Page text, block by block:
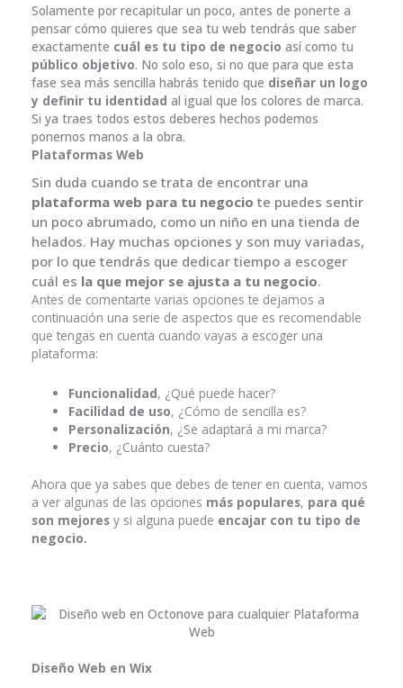
Solamente por recapitular un poco, antes de ponerte a
pensar cómo quieres que sea tu web tendrás que saber
exactamente cuál es tu tipo de negocio así como tu
público objetivo. No solo eso, si no que para que esta
fase sea más sencilla habrás tenido que diseñar un logo
y definir tu identidad al igual que los colores de marca.
Si ya traes todos estos deberes hechos podemos
ponernos manos a la obra.
Plataformas Web
Sin duda cuando se trata de encontrar una
plataforma web para tu negocio te puedes sentir
un poco abrumado, como un niño en una tienda de
helados. Hay muchas opciones y son muy variadas,
por lo que tendrás que dedicar tiempo a escoger
cuál es la que mejor se ajusta a tu negocio.
Antes de comentarte varias opciones te dejamos a
continuación una serie de aspectos que es recomendable
que tengas en cuenta cuando vayas a escoger una
plataforma:
Funcionalidad, ¿Qué puede hacer?
Facilidad de uso, ¿Cómo de sencilla es?
Personalización, ¿Se adaptará a mi marca?
Precio, ¿Cuánto cuesta?
Ahora que ya sabes que debes de tener en cuenta, vamos
a ver algunas de las opciones más populares, para qué
son mejores y si alguna puede encajar con tu tipo de
negocio.
Diseño Web en Wix